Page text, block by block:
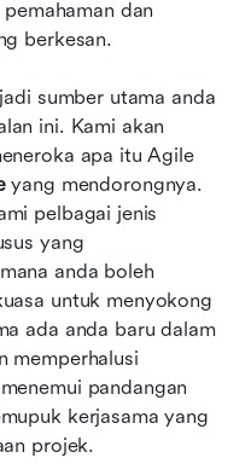
dan
berkesan.
sumber utama anda
ini. Kami akan
apa itu Agile
yang mendorongnya.
pelbagai jenis
yang
anda boleh
untuk menyokong
ada anda baru dalam
memperhalusi
pandangan
kerjasama yang
projek.